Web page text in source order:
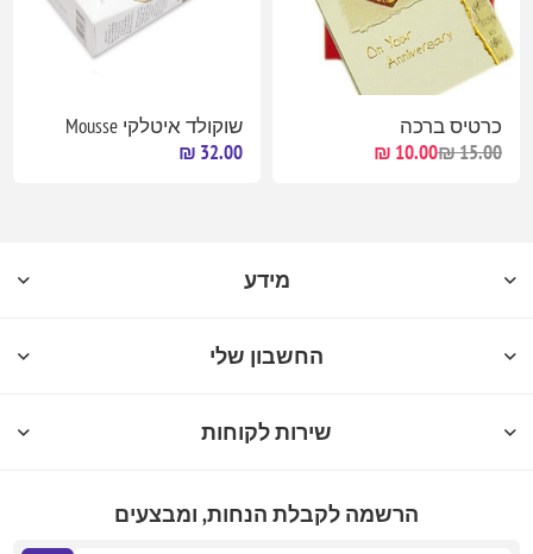
כרטיס ברכה
15.00 ₪
10.00 ₪
שוקולד איטלקי Mousse
32.00 ₪
מידע
החשבון שלי
שירות לקוחות
הרשמה לקבלת הנחות, ומבצעים